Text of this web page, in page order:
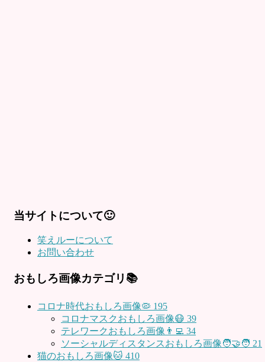
当サイトについて🙂
笑えルーについて
お問い合わせ
おもしろ画像カテゴリ📚
コロナ時代おもしろ画像🦠 195
コロナマスクおもしろ画像😷 39
テレワークおもしろ画像👨‍💻 34
ソーシャルディスタンスおもしろ画像🧑‍🤝‍🧑 21
猫のおもしろ画像🐱 410